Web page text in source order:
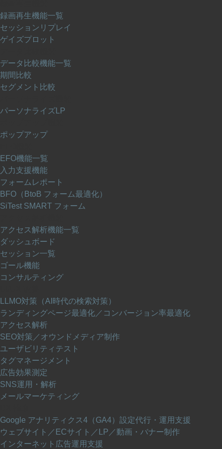
録画再生機能一覧
セッションリプレイ
ゲイズプロット
データ比較機能一覧
期間比較
セグメント比較
パーソナライズLP
ポップアップ
EFO機能一覧
入力支援機能
フォームレポート
BFO（BtoB フォーム最適化）
SiTest SMART フォーム
アクセス解析機能一覧
ダッシュボード
セッション一覧
ゴール機能
コンサルティング
LLMO対策（AI時代の検索対策）
ランディングページ最適化／コンバージョン率最適化
アクセス解析
SEO対策／オウンドメディア制作
ユーザビリティテスト
タグマネージメント
広告効果測定
SNS運用・解析
メールマーケティング
Google アナリティクス4（GA4）設定代行・運用支援
ウェブサイト／ECサイト／LP／動画・バナー制作
インターネット広告運用支援